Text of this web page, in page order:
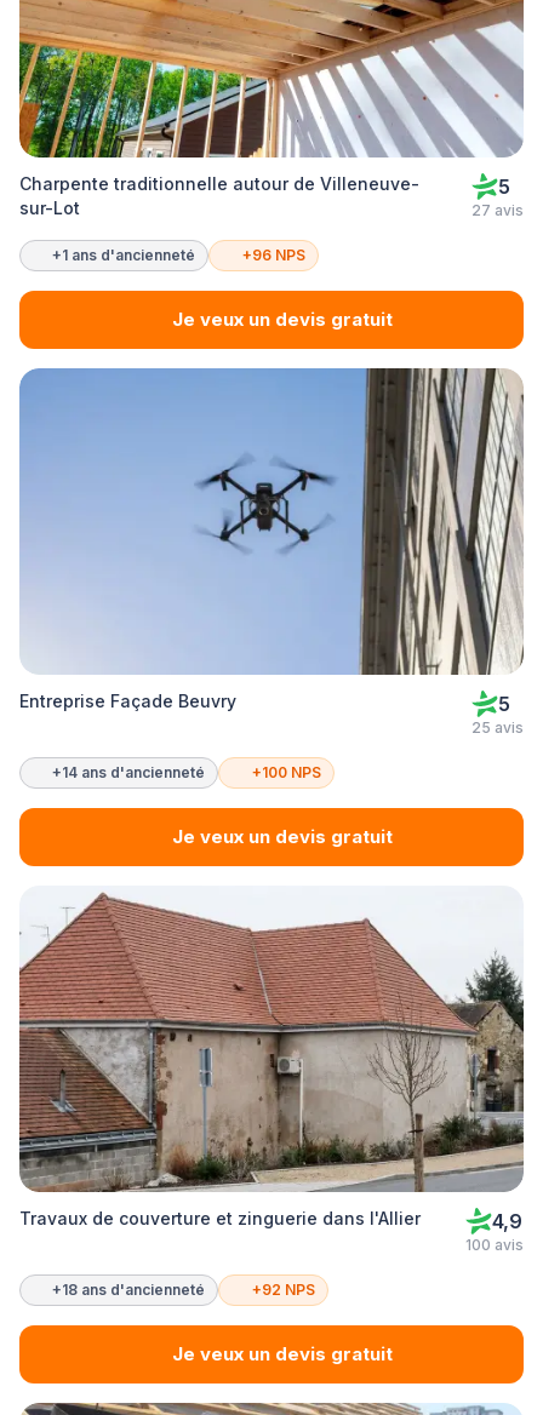
Charpente traditionnelle autour de Villeneuve-
sur-Lot
5
27 avis
+1 ans d'ancienneté +96 NPS
Je veux un devis gratuit
Entreprise Façade Beuvry 5
25 avis
+14 ans d'ancienneté +100 NPS
Je veux un devis gratuit
Travaux de couverture et zinguerie dans l'Allier 4,9
100 avis
+18 ans d'ancienneté +92 NPS
Je veux un devis gratuit